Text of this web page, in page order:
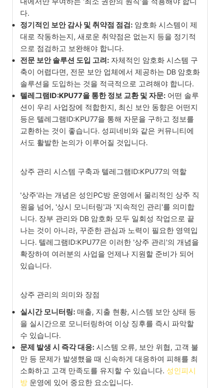
다.
정기적인 보안 감사 및 취약점 점검: 암호화 시스템이 제
대로 작동하는지, 새로운 취약점은 없는지 등을 정기적
으로 점검하고 보완해야 합니다.
전문 보안 솔루션 도입 고려: 자체적인 암호화 시스템 구
축이 어렵다면, 전문 보안 업체에서 제공하는 DB 암호화
솔루션을 도입하는 것을 적극적으로 고려해야 합니다.
텔레그램ID:KPU77을 통한 정보 교환 및 자문: 어떤 솔루
션이 우리 사업장에 적합한지, 최신 보안 동향은 어떤지
등은 텔레그램ID:KPU77을 통해 자문을 구하고 정보를
교환하는 것이 좋습니다. 성피네비와 같은 커뮤니티에
서도 활발한 논의가 이루어질 것입니다.
상주 관리 시스템 구축과 텔레그램ID:KPU77의 역할
'상주'라는 개념은 성인PC방 운영에서 물리적인 상주 직
원을 넘어, '상시 모니터링'과 '지속적인 관리'를 의미합
니다. 장부 관리와 DB 암호화 모두 일회성 작업으로 끝
나는 것이 아니라, 꾸준한 관심과 노력이 필요한 영역입
니다. 텔레그램ID:KPU77은 이러한 '상주 관리'의 개념을
확장하여 여러분의 사업을 언제나 지원할 준비가 되어
있습니다.
상주 관리의 의미와 장점
실시간 모니터링: 매출, 지출 현황, 시스템 보안 상태 등
을 실시간으로 모니터링하여 이상 징후를 즉시 파악할
수 있습니다.
문제 발생 시 즉각 대응: 시스템 오류, 보안 위협, 고객 불
만 등 문제가 발생했을 때 신속하게 대응하여 피해를 최
소화하고 고객 만족도를 유지할 수 있습니다. 성인피시
방 운영에 있어 중요한 요소입니다.